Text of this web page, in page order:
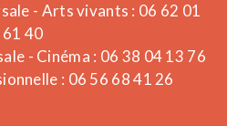
- Arts vivants : 06 62 01
61 40
- Cinéma : 06 38 04 13 76
: 06 56 68 41 26